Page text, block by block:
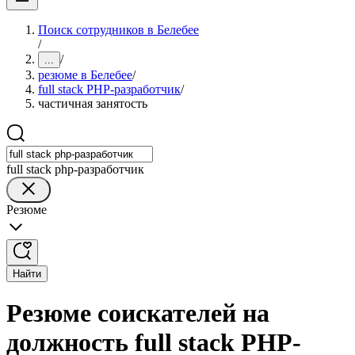
Поиск сотрудников в Белебее
/
... /
резюме в Белебее/
full stack PHP-разработчик/
частичная занятость
full stack php-разработчик
Резюме
Найти
Резюме соискателей на
должность full stack PHP-